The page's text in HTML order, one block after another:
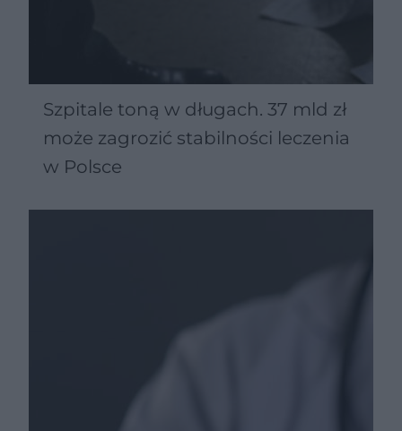
Szpitale toną w długach. 37 mld zł
może zagrozić stabilności leczenia
w Polsce